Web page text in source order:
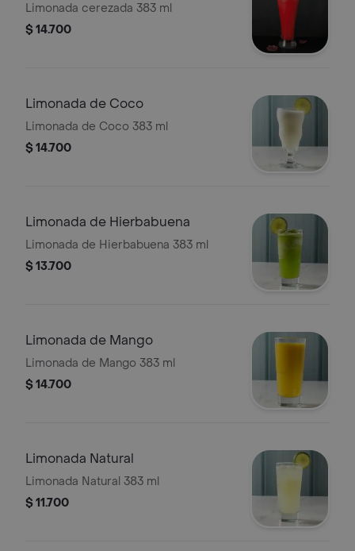
Limonada cerezada 383 ml
$ 14.700
Limonada de Coco
Limonada de Coco 383 ml
$ 14.700
Limonada de Hierbabuena
Limonada de Hierbabuena 383 ml
$ 13.700
Limonada de Mango
Limonada de Mango 383 ml
$ 14.700
Limonada Natural
Limonada Natural 383 ml
$ 11.700